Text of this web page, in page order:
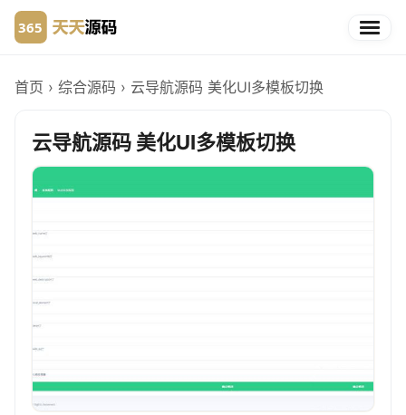
首页 › 综合源码 › 云导航源码 美化UI多模板切换
云导航源码 美化UI多模板切换